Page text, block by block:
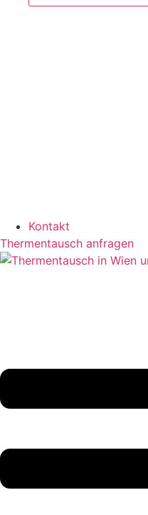
Kontakt
Thermentausch anfragen